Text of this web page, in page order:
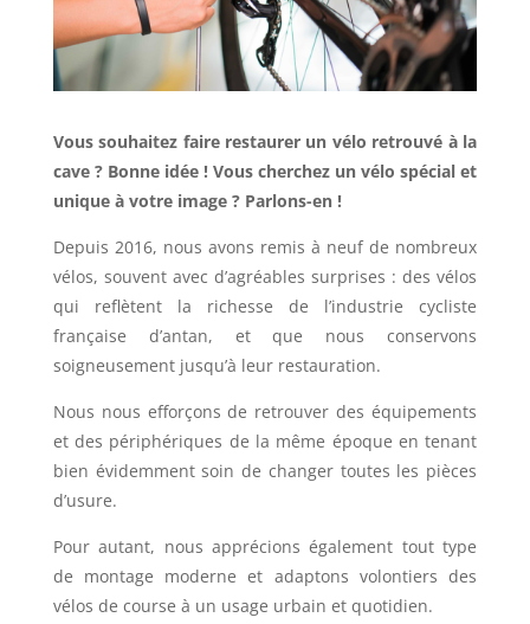
Vous souhaitez faire restaurer un vélo retrouvé à la
cave ? Bonne idée ! Vous cherchez un vélo spécial et
unique à votre image ? Parlons-en !
Depuis 2016, nous avons remis à neuf de nombreux
vélos, souvent avec d’agréables surprises : des vélos
qui reflètent la richesse de l’industrie cycliste
française d’antan, et que nous conservons
soigneusement jusqu’à leur restauration.
Nous nous efforçons de retrouver des équipements
et des périphériques de la même époque en tenant
bien évidemment soin de changer toutes les pièces
d’usure.
Pour autant, nous apprécions également tout type
de montage moderne et adaptons volontiers des
vélos de course à un usage urbain et quotidien.